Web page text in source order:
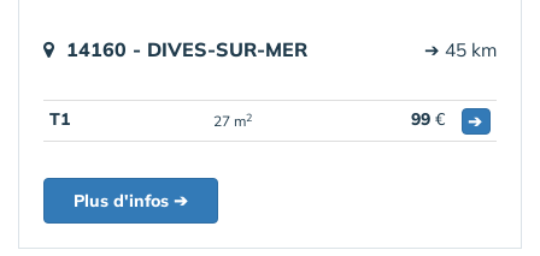
14160 - DIVES-SUR-MER ➔ 45 km
T1 27 m2 99 € ➔
Plus d'infos ➔